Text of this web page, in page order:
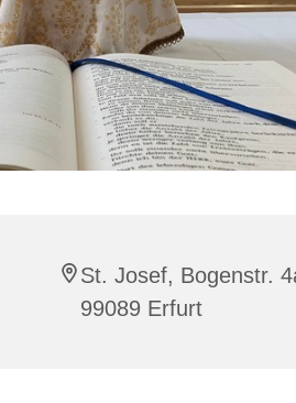
St. Josef, Bogenstr.
99089 Erfurt